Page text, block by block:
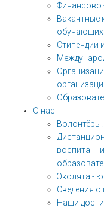
Финансово
Вакантные
Стипендии
О нас
Волонтёры.
Эколята -
Сведения о
Наши